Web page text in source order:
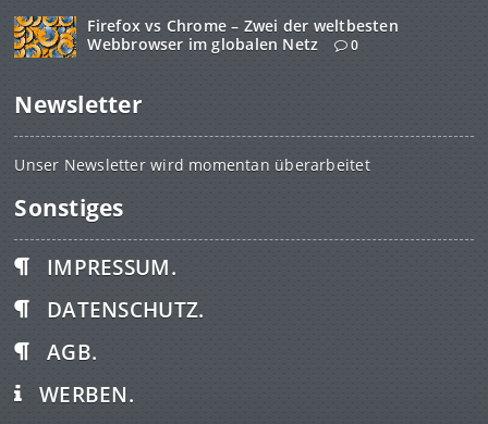
Firefox vs Chrome – Zwei der weltbesten
Webbrowser im globalen Netz
0
Newsletter
Unser Newsletter wird momentan überarbeitet
Sonstiges
IMPRESSUM.
DATENSCHUTZ.
AGB.
WERBEN.